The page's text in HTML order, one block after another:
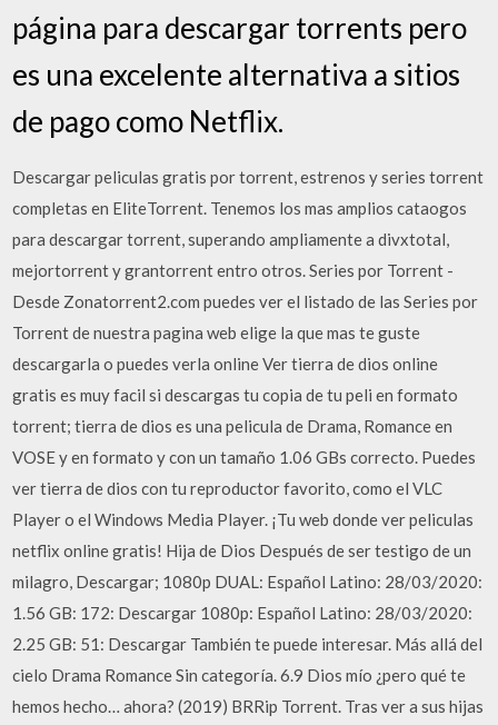
página para descargar torrents pero
es una excelente alternativa a sitios
de pago como Netflix.
Descargar peliculas gratis por torrent, estrenos y series torrent
completas en EliteTorrent. Tenemos los mas amplios cataogos
para descargar torrent, superando ampliamente a divxtotal,
mejortorrent y grantorrent entro otros. Series por Torrent -
Desde Zonatorrent2.com puedes ver el listado de las Series por
Torrent de nuestra pagina web elige la que mas te guste
descargarla o puedes verla online Ver tierra de dios online
gratis es muy facil si descargas tu copia de tu peli en formato
torrent; tierra de dios es una pelicula de Drama, Romance en
VOSE y en formato y con un tamaño 1.06 GBs correcto. Puedes
ver tierra de dios con tu reproductor favorito, como el VLC
Player o el Windows Media Player. ¡Tu web donde ver peliculas
netflix online gratis! Hija de Dios Después de ser testigo de un
milagro, Descargar; 1080p DUAL: Español Latino: 28/03/2020:
1.56 GB: 172: Descargar 1080p: Español Latino: 28/03/2020:
2.25 GB: 51: Descargar También te puede interesar. Más allá del
cielo Drama Romance Sin categoría. 6.9 Dios mío ¿pero qué te
hemos hecho… ahora? (2019) BRRip Torrent. Tras ver a sus hijas